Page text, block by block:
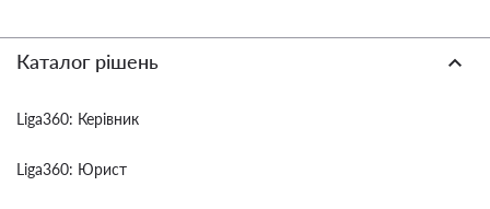
Каталог рішень
Liga360: Керівник
Liga360: Юрист